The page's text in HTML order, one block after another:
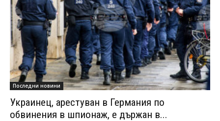
Последни новини
Украинец, арестуван в Германия по
обвинения в шпионаж, е държан в...